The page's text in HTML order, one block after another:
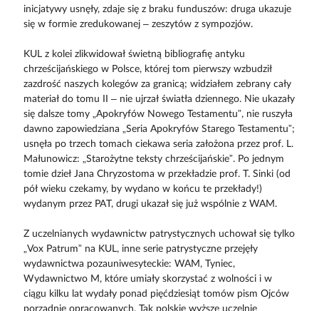
inicjatywy usnęły, zdaje się z braku funduszów: druga ukazuje
się w formie zredukowanej – zeszytów z sympozjów.
KUL z kolei zlikwidował świetną bibliografię antyku
chrześcijańskiego w Polsce, której tom pierwszy wzbudził
zazdrość naszych kolegów za granicą; widziałem zebrany cały
materiał do tomu II – nie ujrzał światła dziennego. Nie ukazały
się dalsze tomy „Apokryfów Nowego Testamentu”, nie ruszyła
dawno zapowiedziana „Seria Apokryfów Starego Testamentu”;
usnęła po trzech tomach ciekawa seria założona przez prof. L.
Małunowicz: „Starożytne teksty chrześcijańskie”. Po jednym
tomie dzieł Jana Chryzostoma w przekładzie prof. T. Sinki (od
pół wieku czekamy, by wydano w końcu te przekłady!)
wydanym przez PAT, drugi ukazał się już wspólnie z WAM.
Z uczelnianych wydawnictw patrystycznych uchował się tylko
„Vox Patrum” na KUL, inne serie patrystyczne przejęły
wydawnictwa pozauniwesyteckie: WAM, Tyniec,
Wydawnictwo M, które umiały skorzystać z wolności i w
ciągu kilku lat wydały ponad pięćdziesiąt tomów pism Ojców